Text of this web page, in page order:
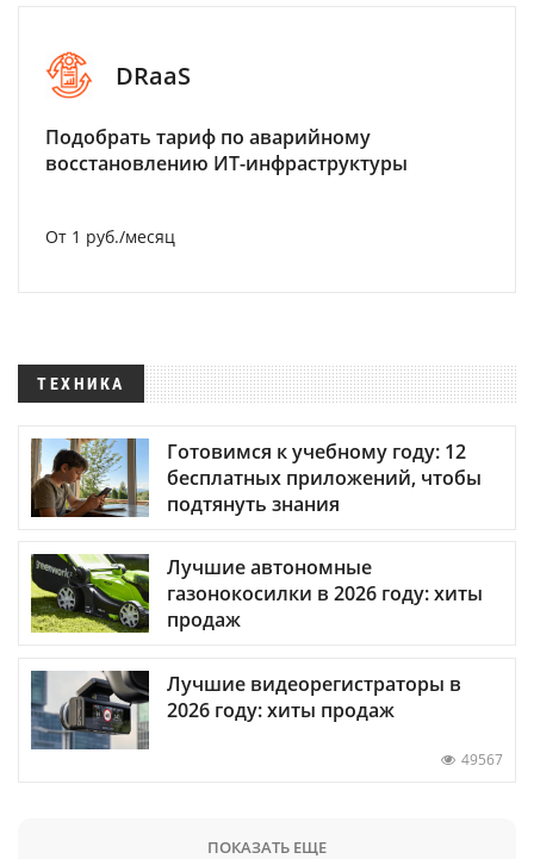
DRaaS
Подобрать тариф по аварийному
восстановлению ИТ-инфраструктуры
От 1 руб./месяц
ТЕХНИКА
Готовимся к учебному году: 12
бесплатных приложений, чтобы
подтянуть знания
Лучшие автономные
газонокосилки в 2026 году: хиты
продаж
Лучшие видеорегистраторы в
2026 году: хиты продаж
49567
ПОКАЗАТЬ ЕЩЕ